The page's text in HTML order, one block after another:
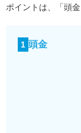
ポイントは、「頭
1 頭金